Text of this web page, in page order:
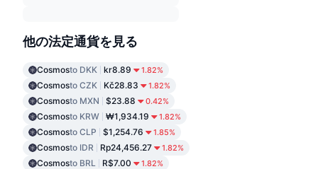
他の法定通貨を見る
Cosmosto DKK kr8.89 1.82%
Cosmosto CZK Kč28.83 1.82%
Cosmosto MXN $23.88 0.42%
Cosmosto KRW ₩1,934.19 1.82%
Cosmosto CLP $1,254.76 1.85%
Cosmosto IDR Rp24,456.27 1.82%
Cosmosto BRL R$7.00 1.82%